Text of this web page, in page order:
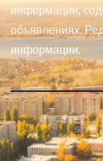
информации,
объявлениях.
информации.